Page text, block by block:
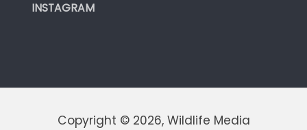
INSTAGRAM
Copyright © 2026, Wildlife Media